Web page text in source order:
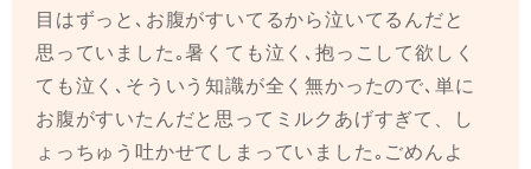
目はずっと､お腹がすいてるから泣いてるんだと
思っていました｡暑くても泣く､抱っこして欲しく
ても泣く､そういう知識が全く無かったので､単に
お腹がすいたんだと思ってミルクあげすぎて、し
ょっちゅう吐かせてしまっていました｡ごめんよ